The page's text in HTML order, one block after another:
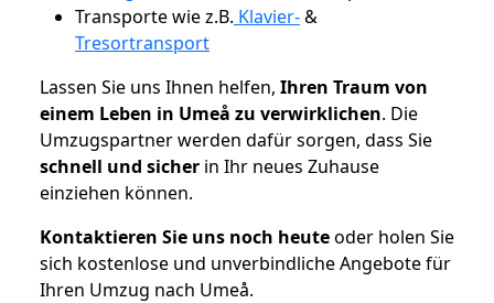
Transporte wie z.B. Klavier-&
Tresortransport
Lassen Sie uns Ihnen helfen, Ihren Traum von
einem Leben in Umeå zu verwirklichen. Die
Umzugspartner werden dafür sorgen, dass Sie
schnell und sicher in Ihr neues Zuhause
einziehen können.
Kontaktieren Sie uns noch heuteoder holen Sie
sich kostenlose und unverbindliche Angebote für
Ihren Umzug nach Umeå.